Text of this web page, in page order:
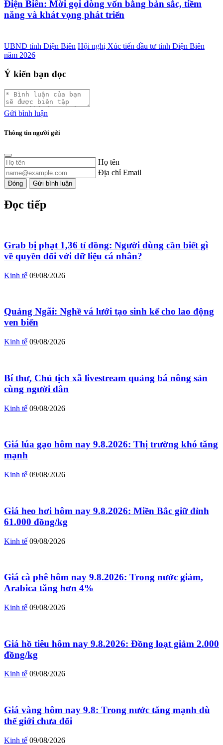
Điện Biên: Mời gọi dòng vốn bằng bản sắc, tiềm
năng và khát vọng phát triển
UBND tỉnh Điện Biên Hội nghị Xúc tiến đầu tư tỉnh Điện Biên
năm 2026
Ý kiến bạn đọc
Gửi bình luận
Thông tin người gửi
Họ tên
Địa chỉ Email
Đóng Gửi bình luận
Đọc tiếp
Grab bị phạt 1,36 tỉ đồng: Người dùng cần biết gì
về quyền đối với dữ liệu cá nhân?
Kinh tế 09/08/2026
Quảng Ngãi: Nghề vá lưới tạo sinh kế cho lao động
ven biển
Kinh tế 09/08/2026
Bí thư, Chủ tịch xã livestream quảng bá nông sản
cùng người dân
Kinh tế 09/08/2026
Giá lúa gạo hôm nay 9.8.2026: Thị trường khó tăng
mạnh
Kinh tế 09/08/2026
Giá heo hơi hôm nay 9.8.2026: Miền Bắc giữ đỉnh
61.000 đồng/kg
Kinh tế 09/08/2026
Giá cà phê hôm nay 9.8.2026: Trong nước giảm,
Arabica tăng hơn 4%
Kinh tế 09/08/2026
Giá hồ tiêu hôm nay 9.8.2026: Đồng loạt giảm 2.000
đồng/kg
Kinh tế 09/08/2026
Giá vàng hôm nay 9.8: Trong nước tăng mạnh dù
thế giới chưa đổi
Kinh tế 09/08/2026